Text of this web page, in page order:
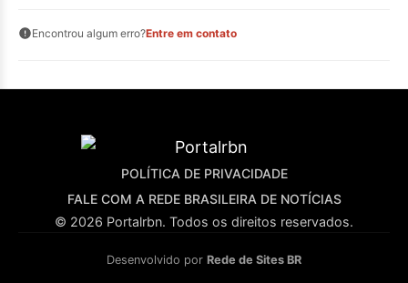
Encontrou algum erro?Entre em contato
POLÍTICA DE PRIVACIDADE
FALE COM A REDE BRASILEIRA DE NOTÍCIAS
© 2026 Portalrbn. Todos os direitos reservados.
Desenvolvido por Rede de Sites BR